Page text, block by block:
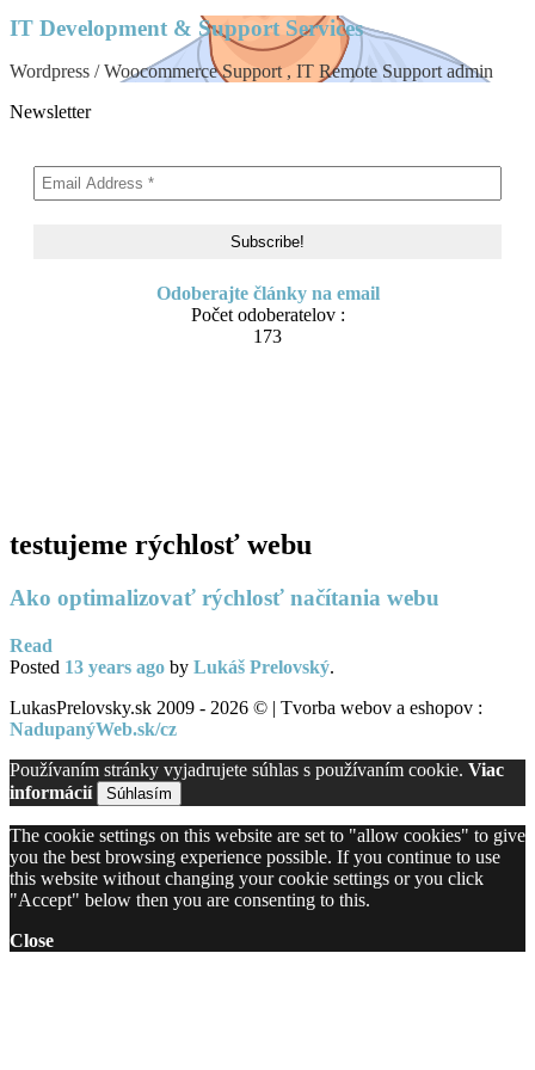
IT Development & Support Services
Wordpress / Woocommerce Support , IT Remote Support admin
Newsletter
Odoberajte články na email
Počet odoberatelov :
173
testujeme rýchlosť webu
Ako optimalizovať rýchlosť načítania webu
Read
Posted 13 years ago by Lukáš Prelovský.
LukasPrelovsky.sk 2009 - 2026 © | Tvorba webov a eshopov :
NadupanýWeb.sk/cz
Používaním stránky vyjadrujete súhlas s používaním cookie. Viac
informácií
Súhlasím
The cookie settings on this website are set to "allow cookies" to give
you the best browsing experience possible. If you continue to use
this website without changing your cookie settings or you click
"Accept" below then you are consenting to this.
Close